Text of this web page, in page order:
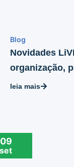
Blog
Novidades
organização,
leia mais
09
set